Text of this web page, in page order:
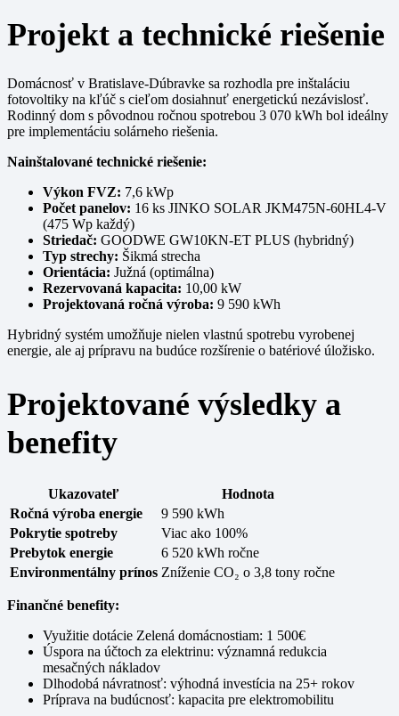
Projekt a technické riešenie
Domácnosť v Bratislave-Dúbravke sa rozhodla pre inštaláciu
fotovoltiky na kľúč s cieľom dosiahnuť energetickú nezávislosť.
Rodinný dom s pôvodnou ročnou spotrebou 3 070 kWh bol ideálny
pre implementáciu solárneho riešenia.
Nainštalované technické riešenie:
Výkon FVZ: 7,6 kWp
Počet panelov: 16 ks JINKO SOLAR JKM475N-60HL4-V
(475 Wp každý)
Striedač: GOODWE GW10KN-ET PLUS (hybridný)
Typ strechy: Šikmá strecha
Orientácia: Južná (optimálna)
Rezervovaná kapacita: 10,00 kW
Projektovaná ročná výroba: 9 590 kWh
Hybridný systém umožňuje nielen vlastnú spotrebu vyrobenej
energie, ale aj prípravu na budúce rozšírenie o batériové úložisko.
Projektované výsledky a
benefity
Ukazovateľ
Hodnota
Ročná výroba energie
9 590 kWh
Pokrytie spotreby
Viac ako 100%
Prebytok energie
6 520 kWh ročne
Environmentálny prínos Zníženie CO₂ o 3,8 tony ročne
Finančné benefity:
Využitie dotácie Zelená domácnostiam: 1 500€
Úspora na účtoch za elektrinu: významná redukcia
mesačných nákladov
Dlhodobá návratnosť: výhodná investícia na 25+ rokov
Príprava na budúcnosť: kapacita pre elektromobilitu